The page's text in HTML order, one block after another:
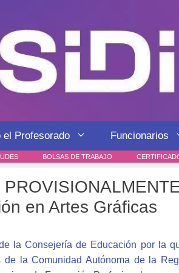
el Profesorado Funcionarios
BOLSAS DE TRABAJO
en Artes Gráficas
la Consejería de Educación por la
la Comunidad Autónoma de la